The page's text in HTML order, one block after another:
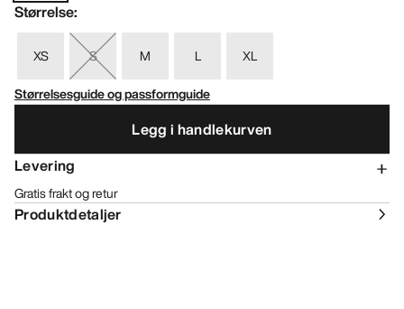
Størrelse:
XS S M L
XL
Størrelsesguide og passformguide
Legg i handlekurven
Levering
Gratis frakt og retur
Produktdetaljer